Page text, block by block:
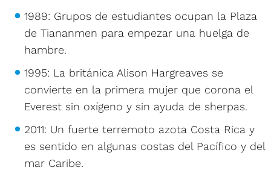
1989: Grupos de estudiantes ocupan la Plaza
de Tiananmen para empezar una huelga de
hambre.
1995: La británica Alison Hargreaves se
convierte en la primera mujer que corona el
Everest sin oxígeno y sin ayuda de sherpas.
2011: Un fuerte terremoto azota Costa Rica y
es sentido en algunas costas del Pacífico y del
mar Caribe.